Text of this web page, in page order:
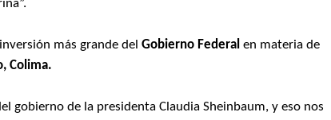
más grande delGobierno Federal en materia de
Colima.
gobierno de la presidenta Claudia Sheinbaum, y eso nos